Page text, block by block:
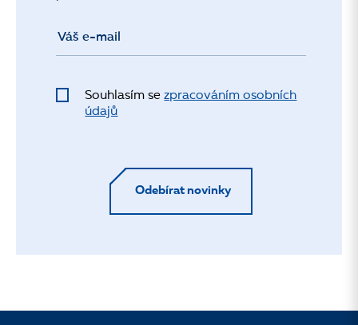
Souhlasím sezpracováním osobních
údajů
Odebírat novinky